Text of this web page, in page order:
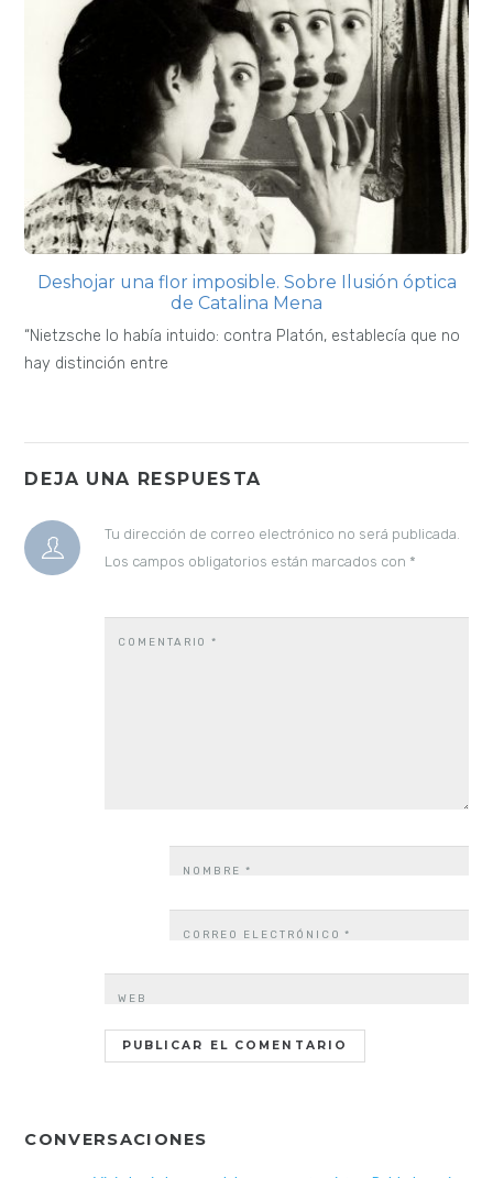
Deshojar una flor imposible. Sobre Ilusión óptica
de Catalina Mena
“Nietzsche lo había intuido: contra Platón, establecía que no
hay distinción entre
DEJA UNA RESPUESTA
Tu dirección de correo electrónico no será publicada.
Los campos obligatorios están marcados con *
COMENTARIO*
NOMBRE*
CORREO ELECTRÓNICO*
WEB
CONVERSACIONES